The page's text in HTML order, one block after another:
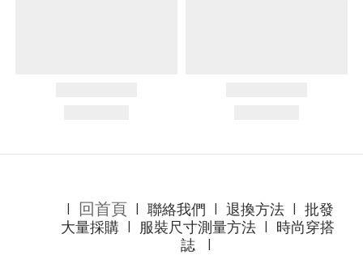
l 回首頁 l 聯絡我們 l 退換方法l 批發
大量採購 l 服裝尺寸測量方法 l 時尚穿搭
誌l